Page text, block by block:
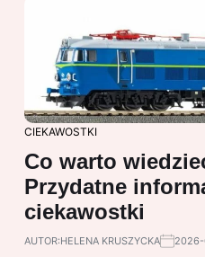
CIEKAWOSTKI
Co warto
Przydatne
ciekawostki
AUTOR:HELENA KRUSZYCKA